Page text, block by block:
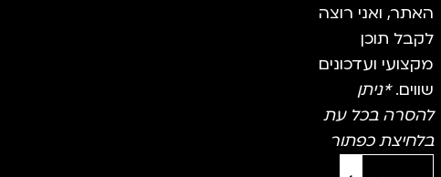
האתר, ואני רוצה
לקבל תוכן
מקצועי ועדכונים
שווים.*ניתן
להסרה בכל עת
בלחיצת כפתור